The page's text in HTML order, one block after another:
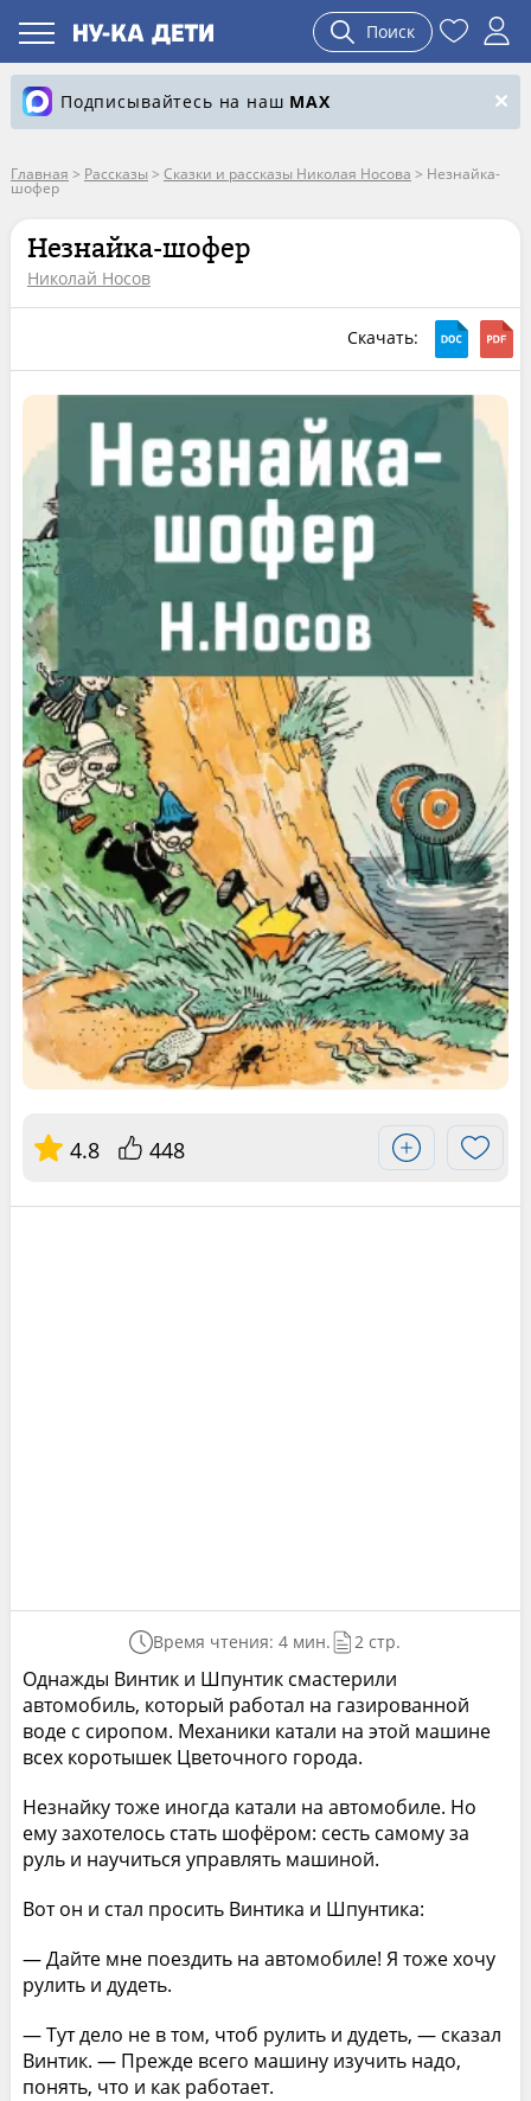
Поиск
Подписывайтесь на наш MAX
Главная > Рассказы > Сказки и рассказы Николая Носова > Незнайка-
шофер
Незнайка-шофер
Николай Носов
Скачать:
4.8 448
Время чтения: 4 мин. 2 стр.
Однажды Винтик и Шпунтик смастерили
автомобиль, который работал на газированной
воде с сиропом. Механики катали на этой машине
всех коротышек Цветочного города.
Незнайку тоже иногда катали на автомобиле. Но
ему захотелось стать шофёром: сесть самому за
руль и научиться управлять машиной.
Вот он и стал просить Винтика и Шпунтика:
— Дайте мне поездить на автомобиле! Я тоже хочу
рулить и дудеть.
— Тут дело не в том, чтоб рулить и дудеть, — сказал
Винтик. — Прежде всего машину изучить надо,
понять, что и как работает.